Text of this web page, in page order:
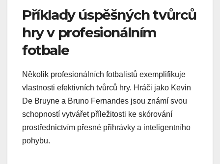
Příklady úspěšných tvůrců
hry v profesionálním
fotbale
Několik profesionálních fotbalistů exemplifikuje
vlastnosti efektivních tvůrců hry. Hráči jako Kevin
De Bruyne a Bruno Fernandes jsou známí svou
schopností vytvářet příležitosti ke skórování
prostřednictvím přesné přihrávky a inteligentního
pohybu.